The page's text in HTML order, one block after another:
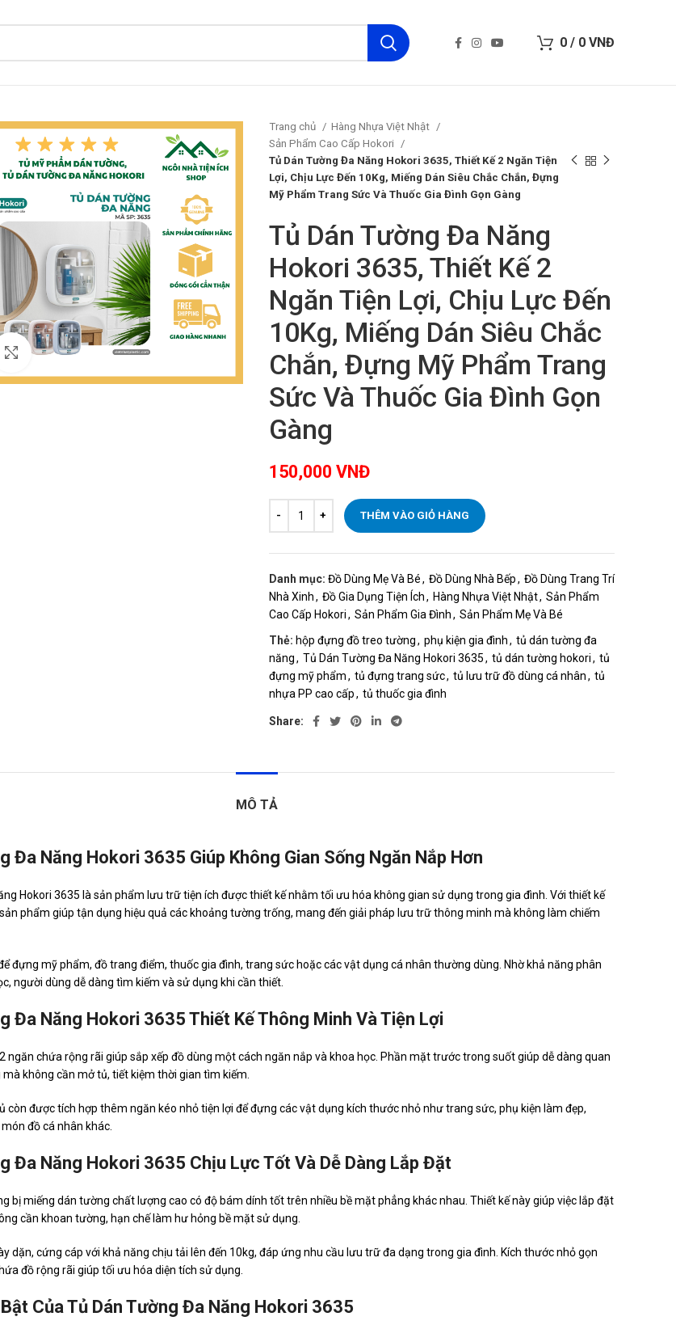
0 / 0 VNĐ
Click to enlarge
Trang chủ
Hàng Nhựa Việt Nhật
Sản Phẩm Cao Cấp Hokori
Tủ Dán Tường Đa Năng Hokori 3635, Thiết Kế 2 Ngăn Tiện
Lợi, Chịu Lực Đến 10Kg, Miếng Dán Siêu Chắc Chắn, Đựng
Mỹ Phẩm Trang Sức Và Thuốc Gia Đình Gọn Gàng
Tủ Dán Tường Đa Năng
Hokori 3635, Thiết Kế 2
Ngăn Tiện Lợi, Chịu Lực Đến
10Kg, Miếng Dán Siêu Chắc
Chắn, Đựng Mỹ Phẩm Trang
Sức Và Thuốc Gia Đình Gọn
Gàng
150,000 VNĐ
THÊM VÀO GIỎ HÀNG
Danh mục: Đồ Dùng Mẹ Và Bé, Đồ Dùng Nhà Bếp, Đồ Dùng Trang Trí
Nhà Xinh, Đồ Gia Dụng Tiện Ích, Hàng Nhựa Việt Nhật, Sản Phẩm
Cao Cấp Hokori, Sản Phẩm Gia Đình, Sản Phẩm Mẹ Và Bé
Thẻ: hộp đựng đồ treo tường, phụ kiện gia đình, tủ dán tường đa
năng, Tủ Dán Tường Đa Năng Hokori 3635, tủ dán tường hokori, tủ
đựng mỹ phẩm, tủ đựng trang sức, tủ lưu trữ đồ dùng cá nhân, tủ
nhựa PP cao cấp, tủ thuốc gia đình
Share:
MÔ TẢ
Đa Năng Hokori 3635 Giúp Không Gian Sống Ngăn Nắp Hơn
Hokori 3635 là sản phẩm lưu trữ tiện ích được thiết kế nhằm tối ưu hóa không gian sử dụng trong gia đình. Với thiết kế
phẩm giúp tận dụng hiệu quả các khoảng tường trống, mang đến giải pháp lưu trữ thông minh mà không làm chiếm
đựng mỹ phẩm, đồ trang điểm, thuốc gia đình, trang sức hoặc các vật dụng cá nhân thường dùng. Nhờ khả năng phân
người dùng dễ dàng tìm kiếm và sử dụng khi cần thiết.
Đa Năng Hokori 3635 Thiết Kế Thông Minh Và Tiện Lợi
ngăn chứa rộng rãi giúp sắp xếp đồ dùng một cách ngăn nắp và khoa học. Phần mặt trước trong suốt giúp dễ dàng quan
không cần mở tủ, tiết kiệm thời gian tìm kiếm.
còn được tích hợp thêm ngăn kéo nhỏ tiện lợi để đựng các vật dụng kích thước nhỏ như trang sức, phụ kiện làm đẹp,
đồ cá nhân khác.
Đa Năng Hokori 3635 Chịu Lực Tốt Và Dễ Dàng Lắp Đặt
bị miếng dán tường chất lượng cao có độ bám dính tốt trên nhiều bề mặt phẳng khác nhau. Thiết kế này giúp việc lắp đặt
cần khoan tường, hạn chế làm hư hỏng bề mặt sử dụng.
dặn, cứng cáp với khả năng chịu tải lên đến 10kg, đáp ứng nhu cầu lưu trữ đa dạng trong gia đình. Kích thước nhỏ gọn
đồ rộng rãi giúp tối ưu hóa diện tích sử dụng.
Của Tủ Dán Tường Đa Năng Hokori 3635